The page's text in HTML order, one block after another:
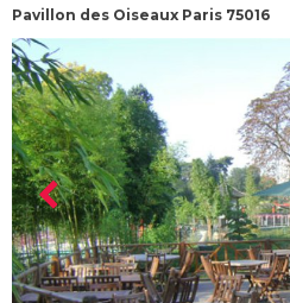
Pavillon des Oiseaux Paris 75016